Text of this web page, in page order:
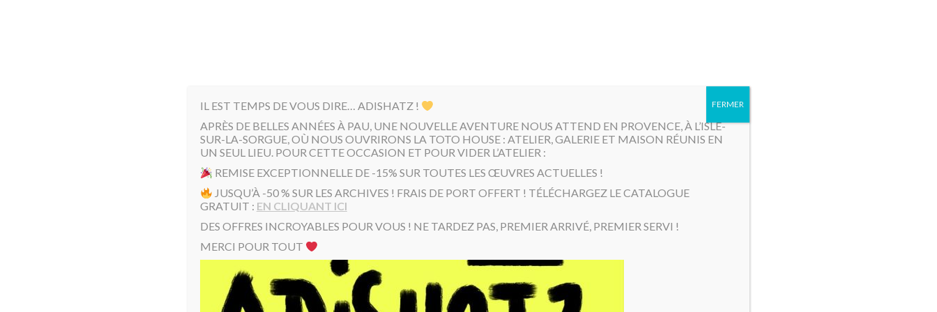
La tête à Toto 120/120
30 août 2018
CATEGORY:
IL EST TEMPS DE VOUS DIRE… ADISHATZ !
APRÈS DE BELLES ANNÉES À PAU, UNE NOUVELLE AVENTURE NOUS ATTEND EN PROVENCE, À L’ISLE-
SUR-LA-SORGUE, OÙ NOUS OUVRIRONS LA TOTO HOUSE : ATELIER, GALERIE ET MAISON RÉUNIS EN
UN SEUL LIEU. POUR CETTE OCCASION ET POUR VIDER L’ATELIER :
REMISE EXCEPTIONNELLE DE -15% SUR TOUTES LES ŒUVRES ACTUELLES !
JUSQU’À -50 % SUR LES ARCHIVES ! FRAIS DE PORT OFFERT ! TÉLÉCHARGEZ LE CATALOGUE
GRATUIT : EN CLIQUANT ICI
DES OFFRES INCROYABLES POUR VOUS ! NE TARDEZ PAS, PREMIER ARRIVÉ, PREMIER SERVI !
MERCI POUR TOUT
FERMER